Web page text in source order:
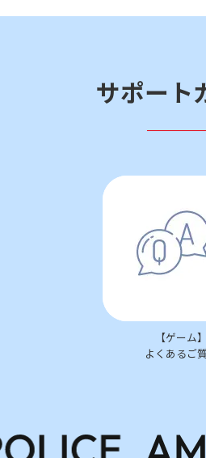
サポート
【ゲーム】
よくあるご